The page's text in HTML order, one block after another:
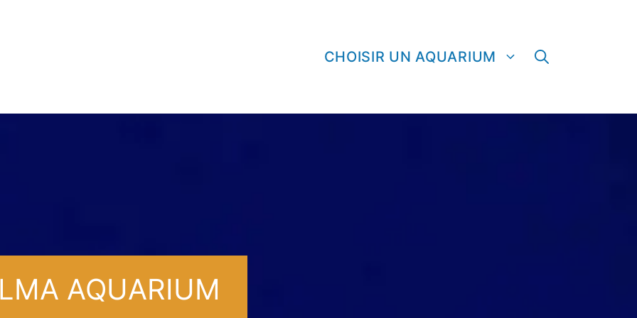
CHOISIR UN AQUARIUM
AQUARIUM